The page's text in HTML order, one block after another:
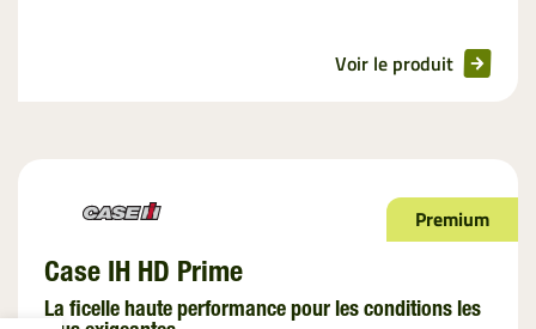
Voir le produit
Premium
Case IH HD Prime
La ficelle haute performance pour les conditions les